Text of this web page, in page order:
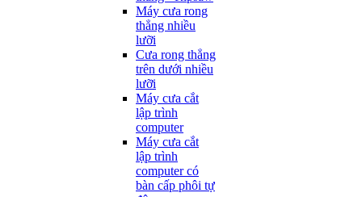
Máy cưa rong
thẳng nhiều
lưỡi
Cưa rong thẳng
trên dưới nhiều
lưỡi
Máy cưa cắt
lập trình
computer
Máy cưa cắt
lập trình
computer có
bàn cấp phôi tự